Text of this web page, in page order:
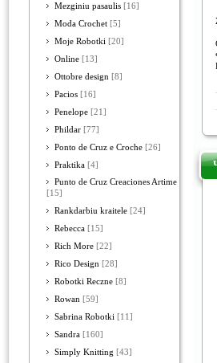
Mezginiu pasaulis [16]
Moda Crochet [5]
Moje Robotki [20]
Online [13]
Ottobre design [8]
Pacios [16]
Penelope [21]
Phildar [77]
Ponto de Cruz e Croche [26]
Praktika [4]
Punto de Cruz Creaciones Artime
[15]
Rankdarbiu kraitele [24]
Rebecca [15]
Rich More [22]
Rico Design [28]
Robotki Reczne [8]
Rowan [59]
Sabrina Robotki [11]
Sandra [160]
Simply Knitting [43]